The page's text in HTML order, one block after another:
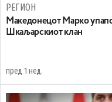
РЕГИОН
Maкедонецот Марко
Шкаљарскиот клан
пред 1 нед.